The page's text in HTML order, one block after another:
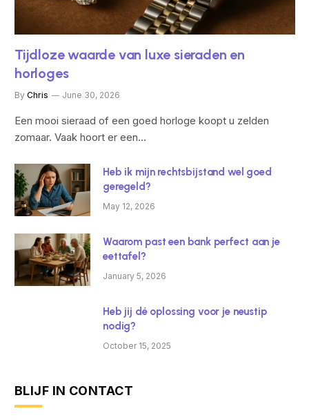
Tijdloze waarde van luxe sieraden en
horloges
By Chris June 30, 2026
Een mooi sieraad of een goed horloge koopt u zelden
zomaar. Vaak hoort er een…
Heb ik mijn rechtsbijstand wel goed
geregeld?
May 12, 2026
Waarom past een bank perfect aan je
eettafel?
January 5, 2026
Heb jij dé oplossing voor je neustip
nodig?
October 15, 2025
BLIJF IN CONTACT